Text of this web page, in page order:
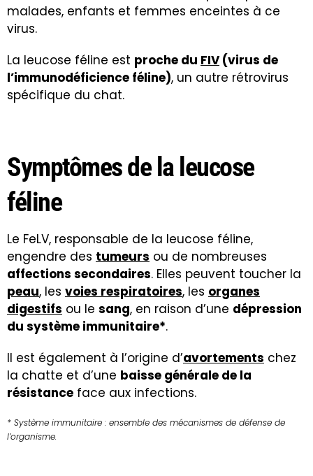
malades, enfants et femmes enceintes à ce
virus.
La leucose féline est proche du FIV (virus de
l’immunodéficience féline), un autre rétrovirus
spécifique du chat.
Symptômes de la leucose
féline
Le FeLV, responsable de la leucose féline,
engendre des tumeurs ou de nombreuses
affections secondaires. Elles peuvent toucher la
peau, les voies respiratoires, les organes
digestifs ou le sang, en raison d’une dépression
du système immunitaire*.
Il est également à l’origine d’avortements chez
la chatte et d’une baisse générale de la
résistance face aux infections.
* Système immunitaire : ensemble des mécanismes de défense de
l’organisme.